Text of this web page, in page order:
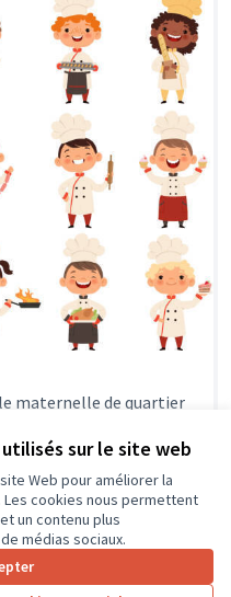
sur le site web
Web pour améliorer la
cookies nous permettent
un contenu plus
médias sociaux.
maternelle de quartier
5 6